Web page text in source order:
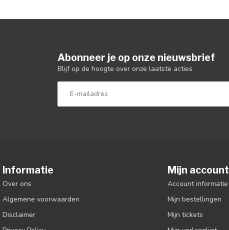
Abonneer je op onze nieuwsbrief
Blijf op de hoogte over onze laatste acties
Informatie
Over ons
Algemene voorwaarden
Disclaimer
Mijn account
Account informatie
Mijn bestellingen
Mijn tickets